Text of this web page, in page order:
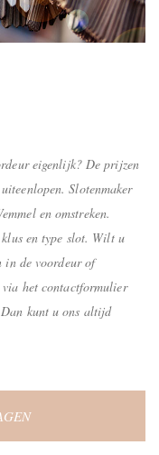
eigenlijk? De prijzen
Slotenmaker
en omstreken.
en type slot. Wilt u
in de voordeur of
het contactformulier
kunt u ons altijd